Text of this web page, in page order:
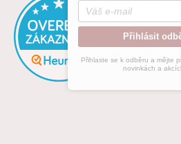
Přihlásit
Přihlaste se k odběru a mějte
novinkách a